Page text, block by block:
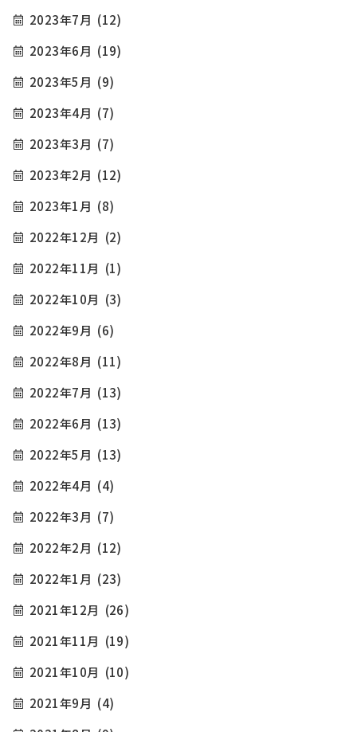
2023年7月 (12)
2023年6月 (19)
2023年5月 (9)
2023年4月 (7)
2023年3月 (7)
2023年2月 (12)
2023年1月 (8)
2022年12月 (2)
2022年11月 (1)
2022年10月 (3)
2022年9月 (6)
2022年8月 (11)
2022年7月 (13)
2022年6月 (13)
2022年5月 (13)
2022年4月 (4)
2022年3月 (7)
2022年2月 (12)
2022年1月 (23)
2021年12月 (26)
2021年11月 (19)
2021年10月 (10)
2021年9月 (4)